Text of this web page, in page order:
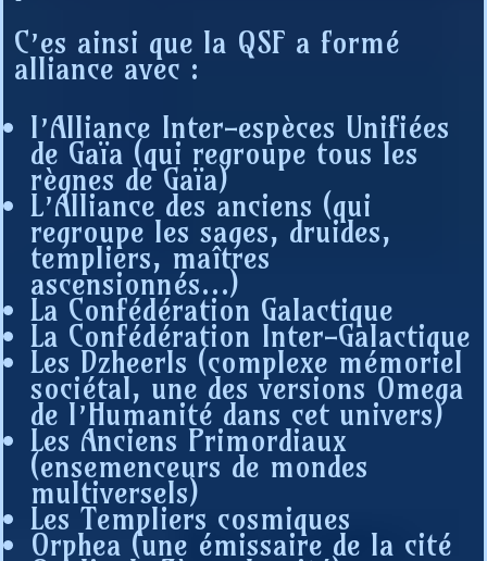
C’es ainsi que la QSF a formé
alliance avec :
l’Alliance Inter-espèces Unifiées
de Gaïa (qui regroupe tous les
règnes de Gaïa)
L’Alliance des anciens (qui
regroupe les sages, druides,
templiers, maîtres
ascensionnés…)
La Confédération Galactique
La Confédération Inter-Galactique
Les Dzheerls (complexe mémoriel
sociétal, une des versions Omega
de l’Humanité dans cet univers)
Les Anciens Primordiaux
(ensemenceurs de mondes
multiversels)
Les Templiers cosmiques
Orphea (une émissaire de la cité